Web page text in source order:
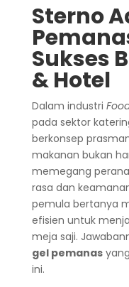
Sterno
Sukses
& Hotel
Dalam industri
pada sektor
berkonsep
makanan bukan
memegang
rasa dan
pemula bertanya
efisien untuk
meja saji.
gel pemanas
ini.